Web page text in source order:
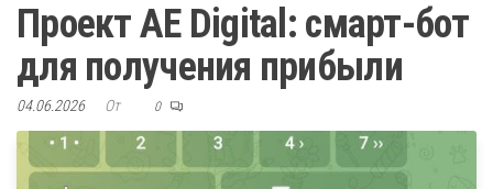
Проект AE Digital: смарт-бот
для получения прибыли
04.06.2026 От 0